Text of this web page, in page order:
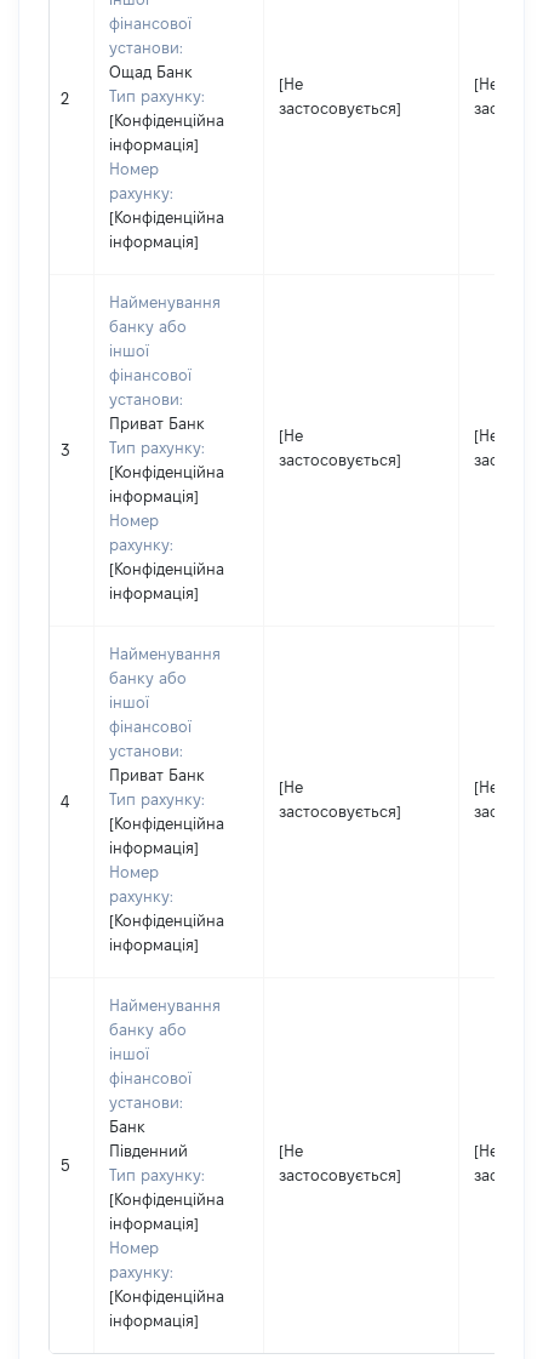
2
фінансової
установи:
Ощад Банк
Тип рахунку:
[Конфіденційна
інформація]
Номер
рахунку:
[Конфіденційна
інформація]
[Не
застосовується]
[Не
3
Найменування
банку або
іншої
фінансової
установи:
Приват Банк
Тип рахунку:
[Конфіденційна
інформація]
Номер
рахунку:
[Конфіденційна
інформація]
[Не
застосовується]
[Не
4
Найменування
банку або
іншої
фінансової
установи:
Приват Банк
Тип рахунку:
[Конфіденційна
інформація]
Номер
рахунку:
[Конфіденційна
інформація]
[Не
застосовується]
[Не
5
Найменування
банку або
іншої
фінансової
установи:
Банк
Південний
Тип рахунку:
[Конфіденційна
інформація]
Номер
рахунку:
[Конфіденційна
інформація]
[Не
застосовується]
[Не